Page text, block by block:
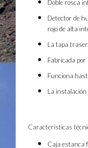
Doble rosca
Detector de
rojo de alta
La tapa
Fabricada
Funciona
La instalación
Características
Caja estanca